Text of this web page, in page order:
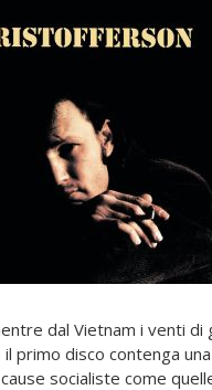
dal Vietnam i venti
primo disco contenga
socialiste come